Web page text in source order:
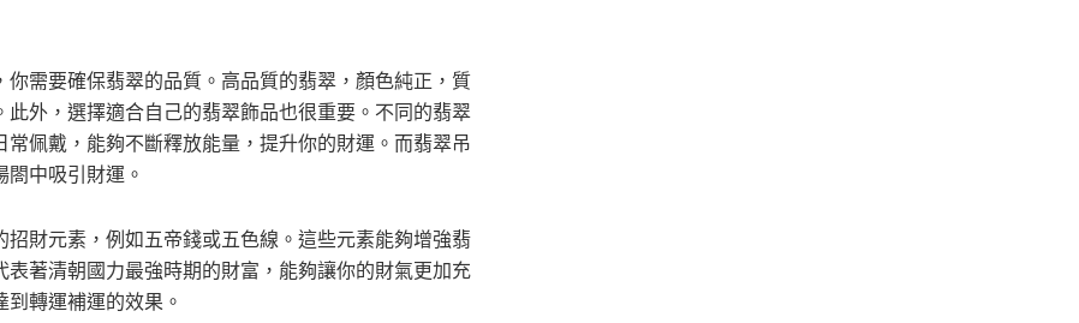
需要確保翡翠的品質。高品質的翡翠，顏色純正，質
外，選擇適合自己的翡翠飾品也很重要。不同的翡翠
佩戴，能夠不斷釋放能量，提升你的財運。而翡翠吊
中吸引財運。
財元素，例如五帝錢或五色線。這些元素能夠增強翡
著清朝國力最強時期的財富，能夠讓你的財氣更加充
轉運補運的效果。